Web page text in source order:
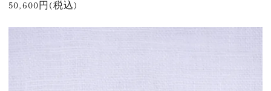
50,600円(税込)